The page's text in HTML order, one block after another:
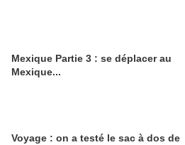
Mexique Partie 3 : se déplacer au
Mexique...
Voyage : on a testé le sac à dos de